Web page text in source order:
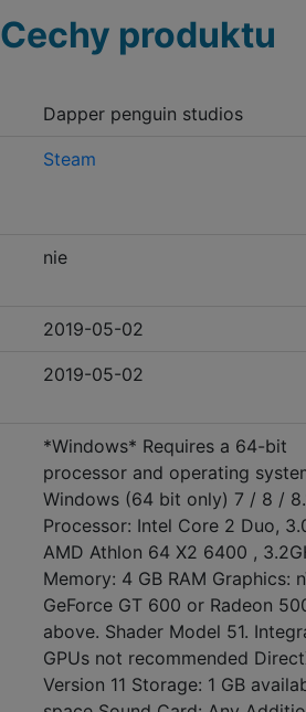
Cechy produktu
Dapper penguin studios
Steam
nie
2019-05-02
2019-05-02
*Windows* Requires a 64-bit
processor and operating
Windows (64 bit only) 7 / 8 /
Processor: Intel Core 2 Duo,
AMD Athlon 64 X2 6400 ,
Memory: 4 GB RAM Graphics:
GeForce GT 600 or Radeon
above. Shader Model 51.
GPUs not recommended
Version 11 Storage: 1 GB